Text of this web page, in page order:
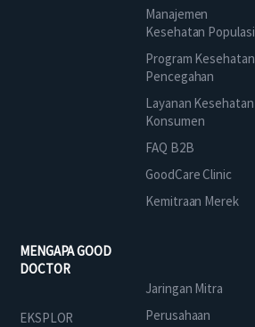
Manajemen
Kesehatan Populasi
Program Kesehatan
Pencegahan
Layanan Kesehatan
Konsumen
FAQ B2B
GoodCare Clinic
Kemitraan Merek
MENGAPA GOOD
DOCTOR
EKSPLOR
Jaringan Mitra
Perusahaan